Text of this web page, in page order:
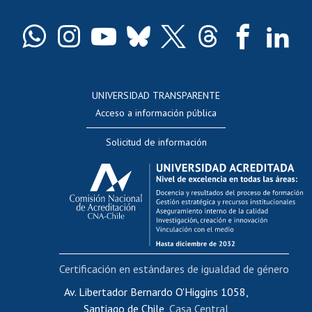
Docentes
Evaluación docente
Calificación académica
Postulación al AUCAI
Funcionarias/os
Cursos internos de capacitación
Bienestar del personal
Portal de movilidad interna
Certificado de renta
Certificado de renta honorarios
UNIVERSIDAD TRANSPARENTE
Acceso a información pública
Solicitud de información
Av. Libertador Bernardo O'Higgins 1058,
Santiago de Chile, Casa Central
Certificación en estándares de igualdad de género